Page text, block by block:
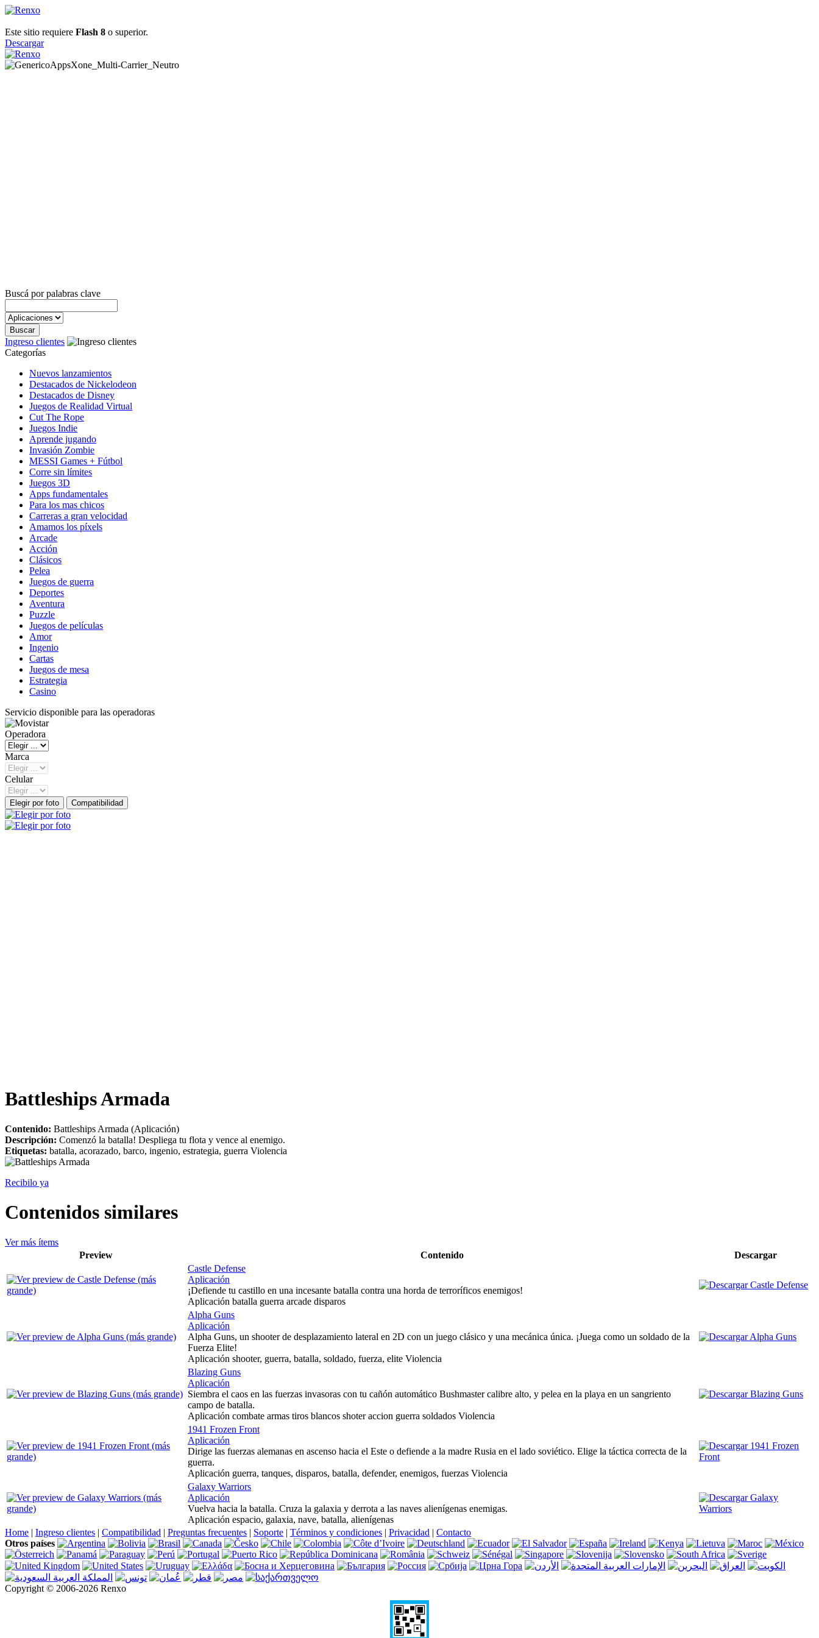
Este sitio requiere Flash 8 o superior.
Descargar
Buscá por palabras clave
Ingreso clientes
Categorías
Nuevos lanzamientos
Destacados de Nickelodeon
Destacados de Disney
Juegos de Realidad Virtual
Cut The Rope
Juegos Indie
Aprende jugando
Invasión Zombie
MESSI Games + Fútbol
Corre sin límites
Juegos 3D
Apps fundamentales
Para los mas chicos
Carreras a gran velocidad
Amamos los píxels
Arcade
Acción
Clásicos
Pelea
Juegos de guerra
Deportes
Aventura
Puzzle
Juegos de películas
Amor
Ingenio
Cartas
Juegos de mesa
Estrategia
Casino
Servicio disponible para las operadoras
Operadora
Marca
Celular
Battleships Armada
Contenido: Battleships Armada (Aplicación)
Descripción: Comenzó la batalla! Despliega tu flota y vence al enemigo.
Etiquetas: batalla, acorazado, barco, ingenio, estrategia, guerra Violencia
Recibilo ya
Contenidos similares
Ver más ítems
Preview
Contenido
Descargar
Castle Defense
Aplicación
¡Defiende tu castillo en una incesante batalla contra una horda de terroríficos enemigos!
Aplicación batalla guerra arcade disparos
Alpha Guns
Aplicación
Alpha Guns, un shooter de desplazamiento lateral en 2D con un juego clásico y una mecánica única. ¡Juega como un soldado de la
Fuerza Elite!
Aplicación shooter, guerra, batalla, soldado, fuerza, elite Violencia
Blazing Guns
Aplicación
Siembra el caos en las fuerzas invasoras con tu cañón automático Bushmaster calibre alto, y pelea en la playa en un sangriento
campo de batalla.
Aplicación combate armas tiros blancos shoter accion guerra soldados Violencia
1941 Frozen Front
Aplicación
Dirige las fuerzas alemanas en ascenso hacia el Este o defiende a la madre Rusia en el lado soviético. Elige la táctica correcta de la
guerra.
Aplicación guerra, tanques, disparos, batalla, defender, enemigos, fuerzas Violencia
Galaxy Warriors
Aplicación
Vuelva hacia la batalla. Cruza la galaxia y derrota a las naves alienígenas enemigas.
Aplicación espacio, galaxia, nave, batalla, alienígenas
Home | Ingreso clientes | Compatibilidad | Preguntas frecuentes | Soporte | Términos y condiciones | Privacidad | Contacto
Otros países
Copyright © 2006-2026 Renxo